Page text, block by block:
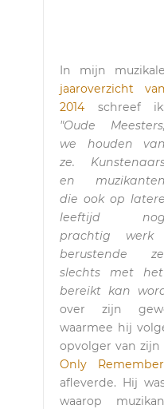
In mijn muzikale
jaaroverzicht van
2014schreef ik:
"Oude Meesters,
we houden van
ze.
en muzikanten
die ook op latere
leeftijd nog
prachtig
berustende
slechts met
bereikt kan
over zijn
waarmee hij
opvolger van
Only
afleverde. Hij
waarop